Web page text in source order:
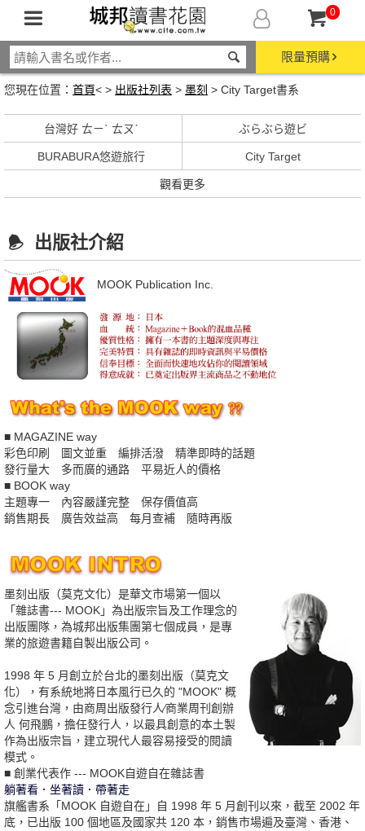
0
限量預購
您現在位置： 首頁< > 出版社列表 > 墨刻 > City Target書系
台灣好 ㄊㄧˋ ㄊㄡˊ ぶらぶら遊ビ
BURABURA悠遊旅行 City Target
觀看更多
出版社介紹
MOOK Publication Inc.
■ MAGAZINE way
彩色印刷 圖文並重 編排活潑 精準即時的話題
發行量大 多而廣的通路 平易近人的價格
■ BOOK way
主題專一 內容嚴謹完整 保存價值高
銷售期長 廣告效益高 每月查補 隨時再版
墨刻出版（莫克文化）是華文市場第一個以
「雜誌書--- MOOK」為出版宗旨及工作理念的
出版團隊，為城邦出版集團第七個成員，是專
業的旅遊書籍自製出版公司。
1998 年 5 月創立於台北的墨刻出版（莫克文
化），有系統地將日本風行已久的 "MOOK" 概
念引進台灣，由商周出版發行人∕商業周刊創辦
人 何飛鵬，擔任發行人，以最具創意的本土製
作為出版宗旨，建立現代人最容易接受的閱讀
模式。
■ 創業代表作 --- MOOK自遊自在雜誌書
躺著看．坐著讀．帶著走
旗艦書系「MOOK 自遊自在」自 1998 年 5 月創刊以來，截至 2002 年
底，已出版 100 個地區及國家共 120 本，銷售市場遍及臺灣、香港、